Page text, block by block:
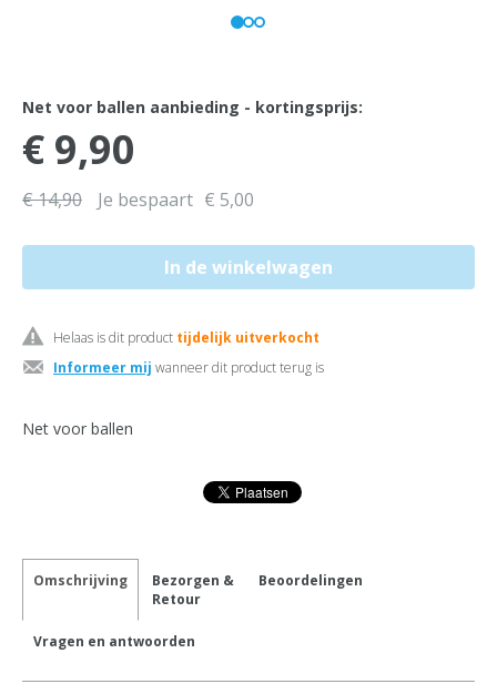
Net voor ballen aanbieding - kortingsprijs:
€ 9,90
€ 14,90 Je bespaart € 5,00
Helaas is dit product tijdelijk uitverkocht
Informeer mij wanneer dit product terug is
Net voor ballen
Omschrijving
Bezorgen &
Retour
Beoordelingen
Vragen en antwoorden